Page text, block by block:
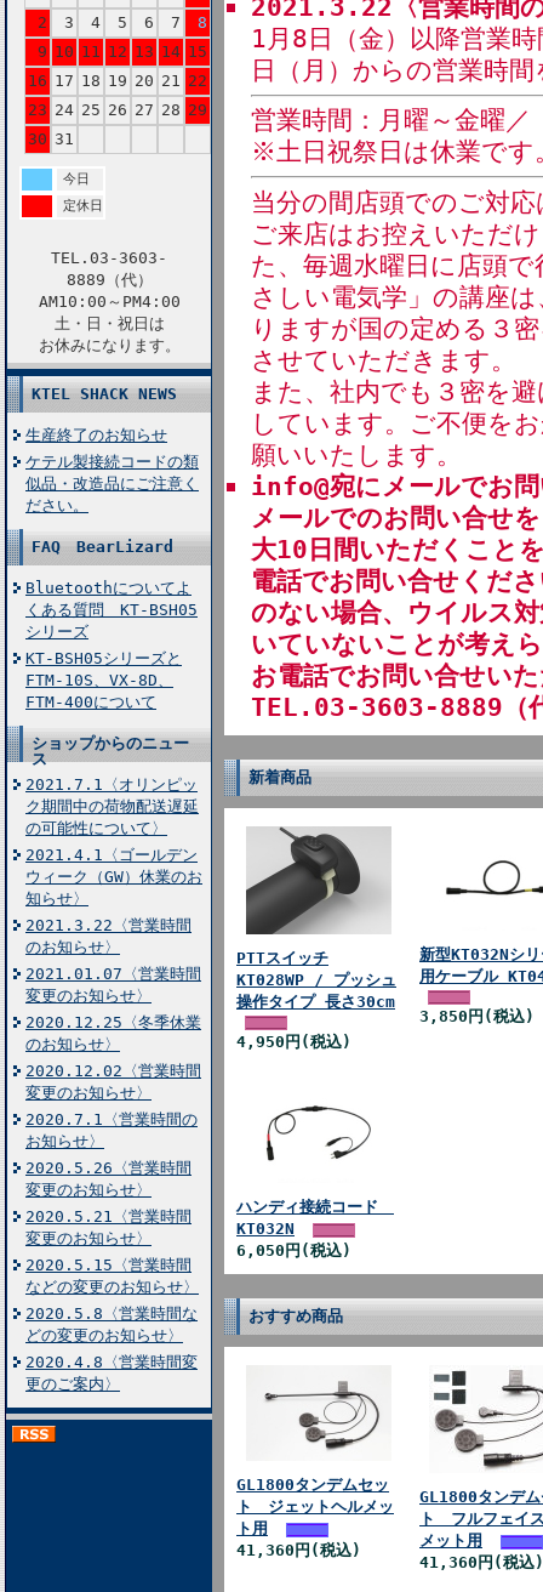
2
3 4 5 6 7
8
9 10 11 12 13 14 15
16 17 18 19 20 21 22
23 24 25 26 27 28 29
30 31
今日
定休日
TEL.03-3603-
8889（代）
AM10:00～PM4:00
土・日・祝日は
お休みになります。
KTEL SHACK NEWS
生産終了のお知らせ
ケテル製接続コードの類
似品・改造品にご注意く
ださい。
FAQ BearLizard
Bluetoothについてよ
くある質問 KT-BSH05
シリーズ
KT-BSH05シリーズと
FTM-10S、VX-8D、
FTM-400について
ショップからのニュー
ス
2021.7.1〈オリンピッ
ク期間中の荷物配送遅延
の可能性について〉
2021.4.1〈ゴールデン
ウィーク（GW）休業のお
知らせ〉
2021.3.22〈営業時間
のお知らせ〉
2021.01.07〈営業時間
変更のお知らせ〉
2020.12.25〈冬季休業
のお知らせ〉
2020.12.02〈営業時間
変更のお知らせ〉
2020.7.1〈営業時間の
お知らせ〉
2020.5.26〈営業時間
変更のお知らせ〉
2020.5.21〈営業時間
変更のお知らせ〉
2020.5.15〈営業時間
などの変更のお知らせ〉
2020.5.8〈営業時間な
どの変更のお知らせ〉
2020.4.8〈営業時間変
更のご案内〉
2021.3.22〈営業時間
1月8日（金）以降営業
日（月）からの営業時
営業時間：月曜～金曜
※土日祝祭日は休業です
当分の間店頭でのご対
ご来店はお控えいただ
た、毎週水曜日に店頭
さしい電気学」の講座
りますが国の定める３
させていただきます。
また、社内でも３密を
しています。ご不便を
願いいたします。
info@宛にメールでお
メールでのお問い合せ
大10日間いただくこと
電話でお問い合せくだ
のない場合、ウイルス
いていないことが考え
お電話でお問い合せい
TEL.03-3603-8889（
新着商品
PTTスイッチ
KT028WP / プッシュ
操作タイプ 長さ30cm
4,950円(税込)
新型KT032Nシ
用ケーブル
3,850円(税込)
ハンディ接続コード
KT032N
6,050円(税込)
おすすめ商品
GL1800タンデムセッ
ト ジェットヘルメッ
ト用
41,360円(税込)
GL1800タンデ
ト フルフェイ
メット用
41,360円(税込)